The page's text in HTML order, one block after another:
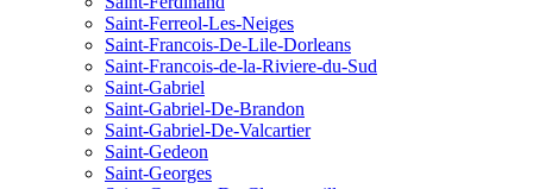
Saint-Ferreol-Les-Neiges
Saint-Francois-De-Lile-Dorleans
Saint-Francois-de-la-Riviere-du-Sud
Saint-Gabriel
Saint-Gabriel-De-Brandon
Saint-Gabriel-De-Valcartier
Saint-Gedeon
Saint-Georges